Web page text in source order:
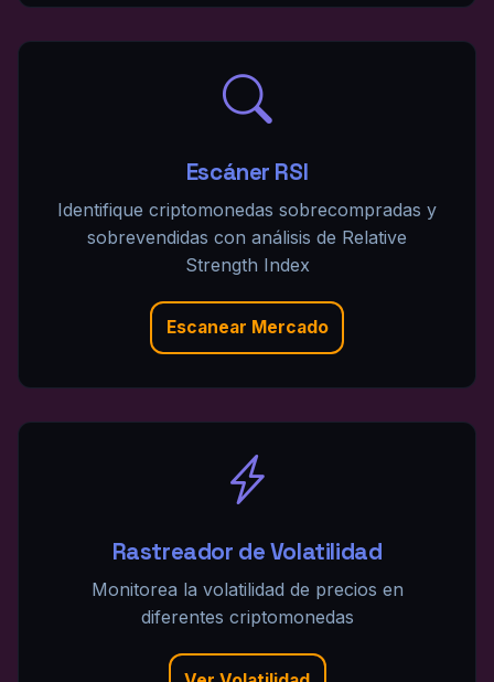
Escáner RSI
Identifique criptomonedas sobrecompradas y
sobrevendidas con análisis de Relative
Strength Index
Escanear Mercado
Rastreador de Volatilidad
Monitorea la volatilidad de precios en
diferentes criptomonedas